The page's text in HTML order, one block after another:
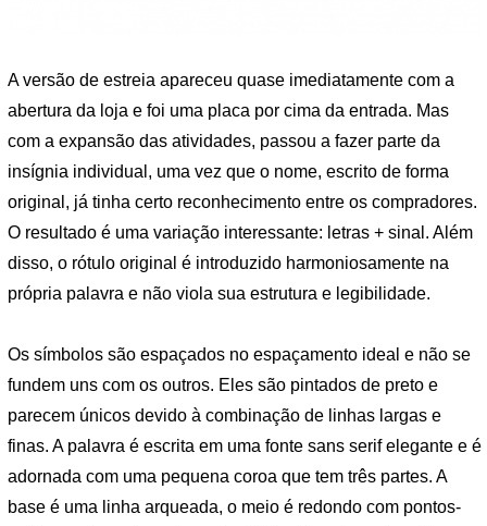
A versão de estreia apareceu quase imediatamente com a
abertura da loja e foi uma placa por cima da entrada. Mas
com a expansão das atividades, passou a fazer parte da
insígnia individual, uma vez que o nome, escrito de forma
original, já tinha certo reconhecimento entre os compradores.
O resultado é uma variação interessante: letras + sinal. Além
disso, o rótulo original é introduzido harmoniosamente na
própria palavra e não viola sua estrutura e legibilidade.
Os símbolos são espaçados no espaçamento ideal e não se
fundem uns com os outros. Eles são pintados de preto e
parecem únicos devido à combinação de linhas largas e
finas. A palavra é escrita em uma fonte sans serif elegante e é
adornada com uma pequena coroa que tem três partes. A
base é uma linha arqueada, o meio é redondo com pontos-